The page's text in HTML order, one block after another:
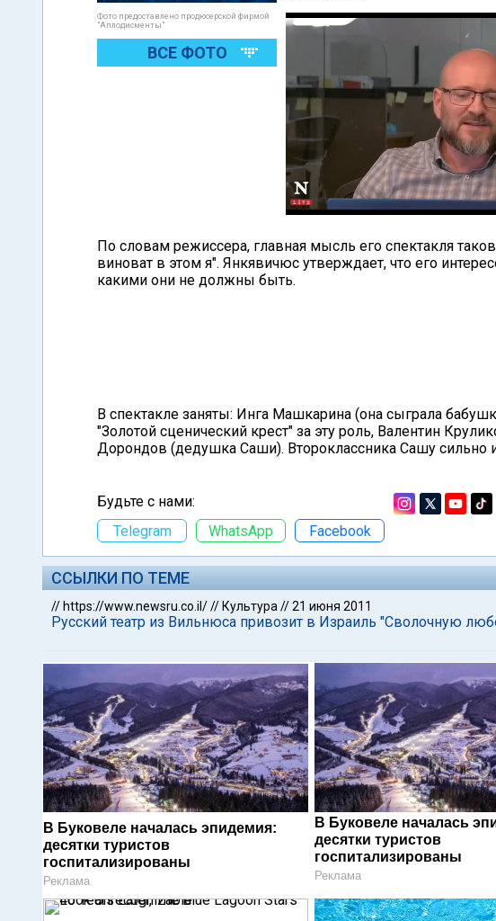
Фото предоставлено продюсерской фирмой
"Аплодисменты"
ВСЕ ФОТО
По словам режиссера, главная мысль его спектакля
виноват в этом я". Янкявичюс утверждает, что его
какими они не должны быть.
В спектакле заняты: Инга Машкарина (она сыграла
"Золотой сценический крест" за эту роль, Валентин
Дорондов (дедушка Саши). Второклассника Сашу сильно
Будьте с нами:
Telegram
WhatsApp Facebook
ССЫЛКИ ПО ТЕМЕ
// https://www.newsru.co.il/// Культура //21 июня 2011
Русский театр из Вильнюса привозит в Израиль "Сволочную
В Буковеле началась эпидемия:
десятки туристов
госпитализированы
Реклама
В Буковеле началась
десятки туристов
госпитализированы
Реклама